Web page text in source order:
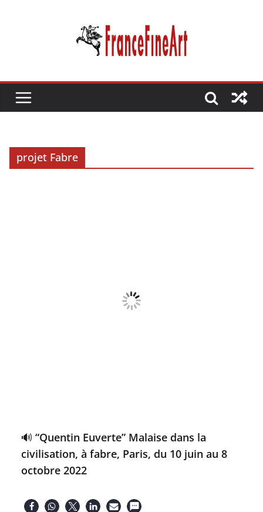
projet Fabre
🔊 “Quentin Euverte” Malaise dans la
civilisation, à fabre, Paris, du 10 juin au 8
octobre 2022